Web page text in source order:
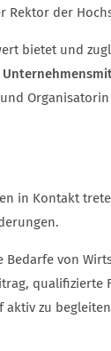
Rektor der
bietet und
in Kontakt
Bedarfe von
qualifizierte
aktiv zu